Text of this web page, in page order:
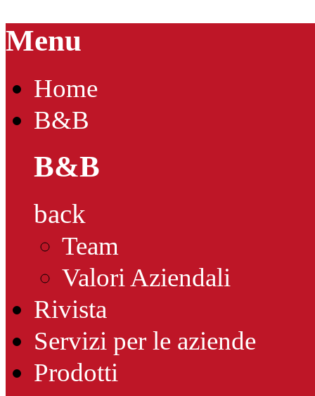
Menu
Home
B&B
B&B
back
Team
Valori Aziendali
Rivista
Servizi per le aziende
Prodotti